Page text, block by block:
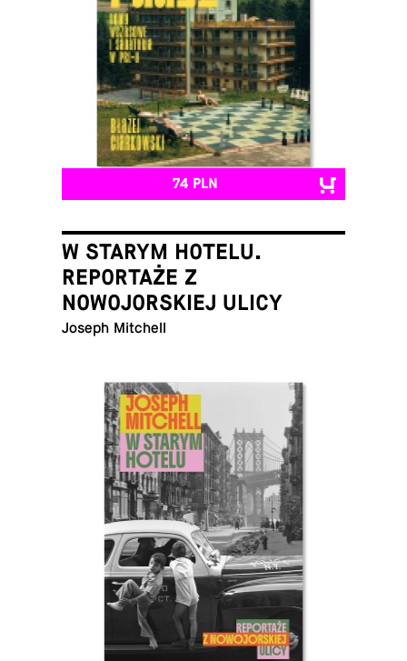
74 PLN
W STARYM HOTELU.
REPORTAŻE Z
NOWOJORSKIEJ ULICY
Joseph Mitchell